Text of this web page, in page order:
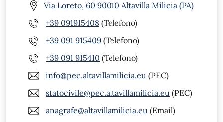
Via Loreto, 60 90010 Altavilla Milicia (PA)
+39 091915408 (Telefono)
+39 091 915409 (Telefono)
+39 091 915410 (Telefono)
info@pec.altavillamilicia.eu (PEC)
statocivile@pec.altavillamilicia.eu (PEC)
anagrafe@altavillamilicia.eu (Email)